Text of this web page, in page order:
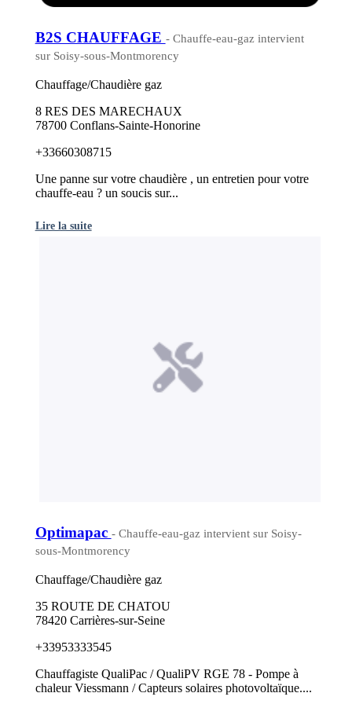
B2S CHAUFFAGE - Chauffe-eau-gaz intervient
sur Soisy-sous-Montmorency
Chauffage/Chaudière gaz
8 RES DES MARECHAUX
78700 Conflans-Sainte-Honorine
+33660308715
Une panne sur votre chaudière , un entretien pour votre
chauffe-eau ? un soucis sur...
Lire la suite
Optimapac - Chauffe-eau-gaz intervient sur Soisy-
sous-Montmorency
Chauffage/Chaudière gaz
35 ROUTE DE CHATOU
78420 Carrières-sur-Seine
+33953333545
Chauffagiste QualiPac / QualiPV RGE 78 - Pompe à
chaleur Viessmann / Capteurs solaires photovoltaïque....